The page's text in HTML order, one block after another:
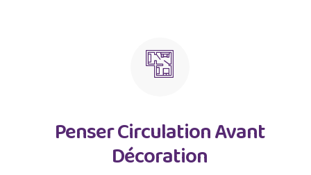
Penser Circulation Avant
Décoration